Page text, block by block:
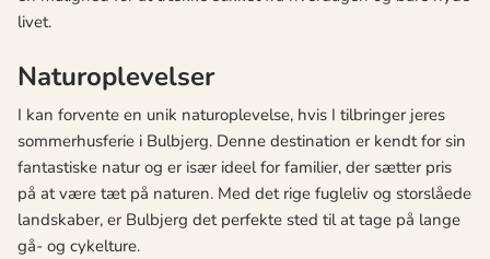
livet.
Naturoplevelser
I kan forvente en unik naturoplevelse, hvis I tilbringer jeres
sommerhusferie i Bulbjerg. Denne destination er kendt for sin
fantastiske natur og er især ideel for familier, der sætter pris
på at være tæt på naturen. Med det rige fugleliv og storslåede
landskaber, er Bulbjerg det perfekte sted til at tage på lange
gå- og cykelture.